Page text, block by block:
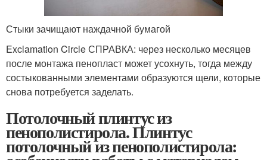
Стыки зачищают наждачной бумагой
Exclamation Circle СПРАВКА: через несколько месяцев
после монтажа пенопласт может усохнуть, тогда между
состыкованными элементами образуются щели, которые
снова потребуется заделать.
Потолочный плинтус из
пенополистирола. Плинтус
потолочный из пенополистирола: